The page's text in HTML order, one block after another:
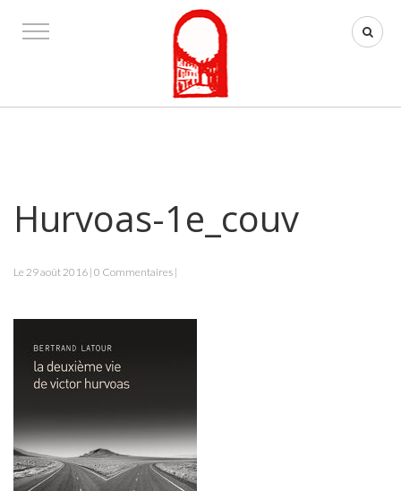
Hurvoas-1e_couv
Le 29 août 2016 | 0 Commentaires |